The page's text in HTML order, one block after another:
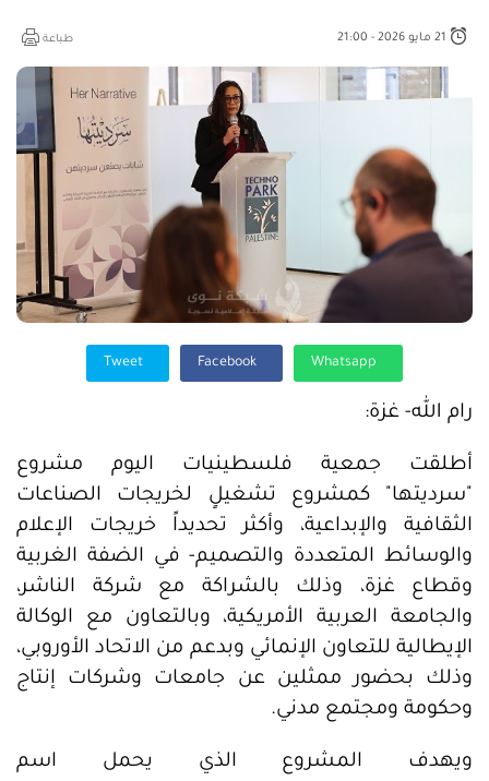
طباعة
رام الله- غزة:
أطلقت جمعية فلسطينيات اليوم مشروع
"سرديتها" كمشروع تشغيلٍ لخريجات الصناعات
الثقافية والإبداعية، وأكثر تحديداً خريجات الإعلام
والوسائط المتعددة والتصميم- في الضفة الغربية
وقطاع غزة، وذلك بالشراكة مع شركة الناشر،
والجامعة العربية الأمريكية، وبالتعاون مع الوكالة
الإيطالية للتعاون الإنمائي وبدعم من الاتحاد الأوروبي،
وذلك بحضور ممثلين عن جامعات وشركات إنتاج
وحكومة ومجتمع مدني.
ويهدف المشروع الذي يحمل اسم